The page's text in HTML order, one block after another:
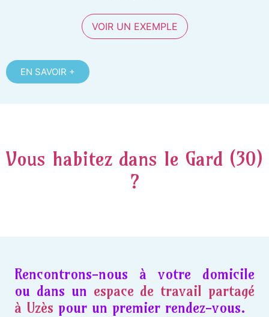
VOIR UN EXEMPLE
EN SAVOIR +
Vous habitez dans le Gard (30)
?
Rencontrons-nous à votre domicile
ou dans un espace de travail partagé
à Uzès pour un premier rendez-vous.